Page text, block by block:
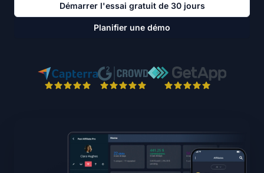
Démarrer l'essai gratuit de 30 jours
Planifier une démo